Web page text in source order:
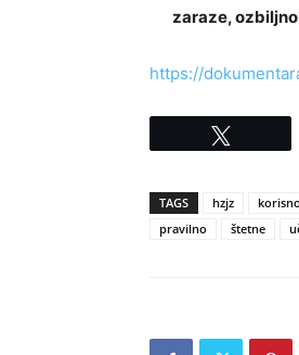
zaraze,
https://
TAGS hzjz
pravilno
štetne